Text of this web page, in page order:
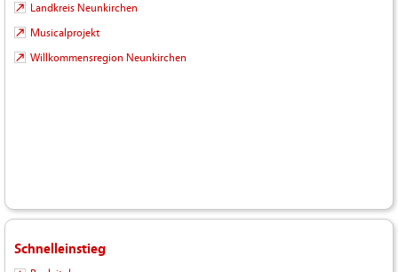
Landkreis Neunkirchen
Musicalprojekt
Willkommensregion Neunkirchen
Schnelleinstieg